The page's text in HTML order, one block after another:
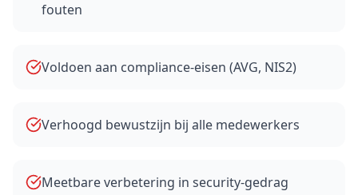
fouten
Voldoen aan compliance-eisen (AVG, NIS2)
Verhoogd bewustzijn bij alle medewerkers
Meetbare verbetering in security-gedrag